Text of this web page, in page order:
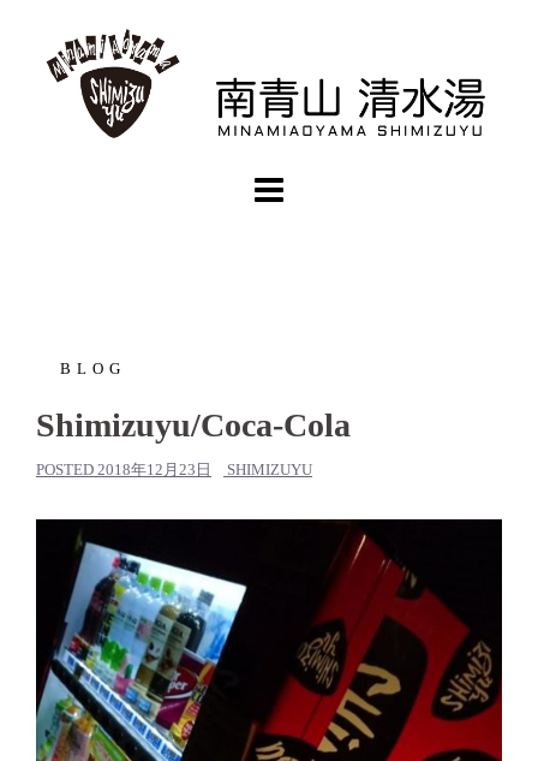
BLOG
Shimizuyu/Coca-Cola
POSTED 2018年12月23日 SHIMIZUYU